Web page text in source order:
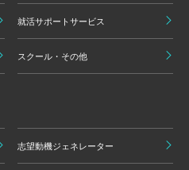
就活サポートサービス
スクール・その他
志望動機ジェネレーター